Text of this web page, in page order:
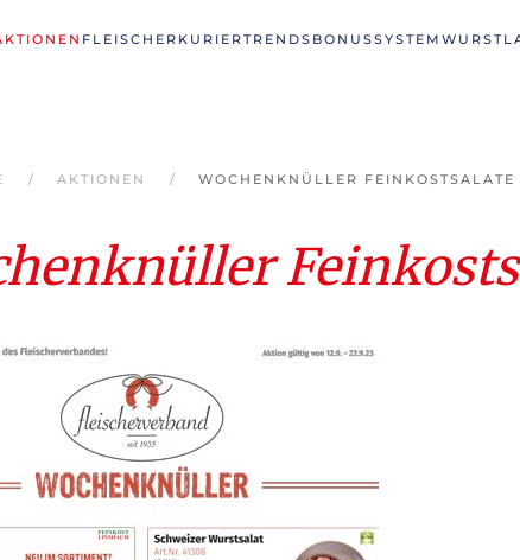
FLEISCHERKURIERTRENDS BONUSSYSTEM
AKTIONEN WOCHENKNÜLLER FEINKOSTSALATE